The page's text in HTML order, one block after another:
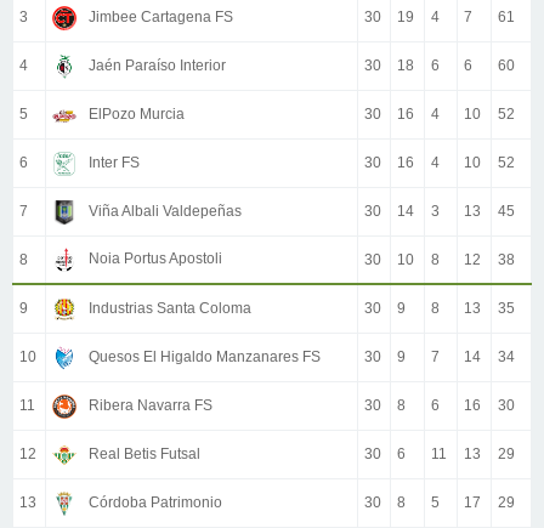
3 Jimbee Cartagena FS 30 19 4 7 61
4 Jaén Paraíso Interior 30 18 6 6 60
5 ElPozo Murcia 30 16 4 10 52
6 Inter FS 30 16 4 10 52
7 Viña Albali Valdepeñas 30 14 3 13 45
8 Noia Portus Apostoli 30 10 8 12 38
9 Industrias Santa Coloma 30 9 8 13 35
10 Quesos El Higaldo Manzanares FS 30 9 7 14 34
11 Ribera Navarra FS 30 8 6 16 30
12 Real Betis Futsal 30 6 11 13 29
13 Córdoba Patrimonio 30 8 5 17 29